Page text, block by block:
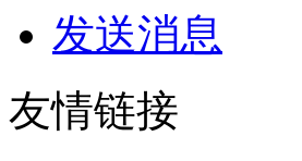
发送消息
友情链接